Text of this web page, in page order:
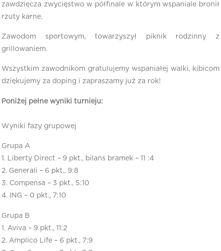
zawdzięcza zwycięstwo w półfinale w którym wspaniale bronił
rzuty karne.
Zawodom sportowym, towarzyszył piknik rodzinny z
grillowaniem.
Wszystkim zawodnikom gratulujemy wspaniałej walki, kibicom
dziękujemy za doping i zapraszamy już za rok!
Poniżej pełne wyniki turnieju:
Wyniki fazy grupowej
Grupa A
1. Liberty Direct – 9 pkt., bilans bramek – 11 :4
2. Generali – 6 pkt., 9:8
3. Compensa – 3 pkt., 5:10
4. ING – 0 pkt., 7:10
Grupa B
1. Aviva – 9 pkt., 11:2
2. Amplico Life – 6 pkt., 7:9